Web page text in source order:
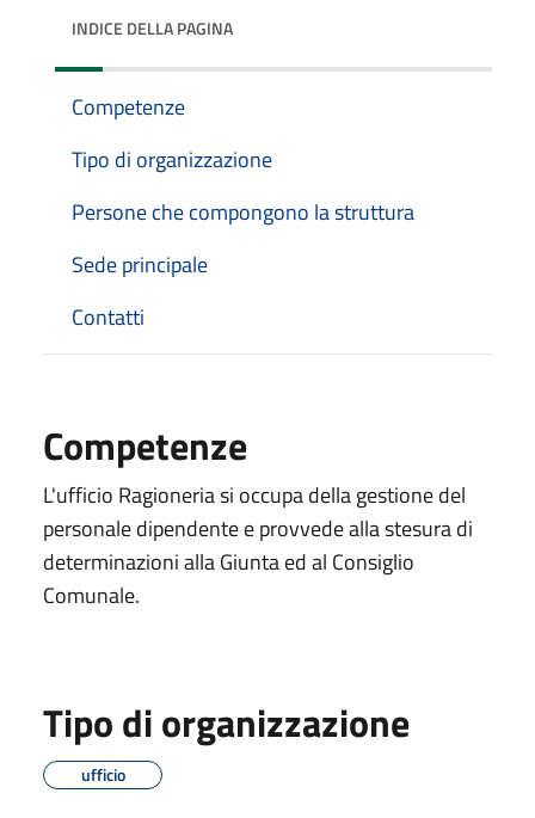
INDICE DELLA PAGINA
Competenze
Tipo di organizzazione
Persone che compongono la struttura
Sede principale
Contatti
Competenze
L'ufficio Ragioneria si occupa della gestione del
personale dipendente e provvede alla stesura di
determinazioni alla Giunta ed al Consiglio
Comunale.
Tipo di organizzazione
ufficio